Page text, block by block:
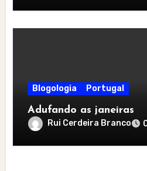
Blogologia Portugal
Adufando as janeiras
Rui Cerdeira Branco